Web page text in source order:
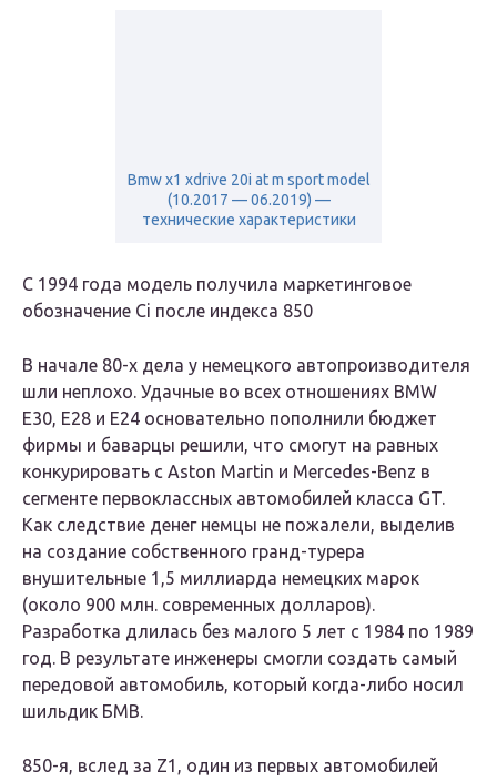
Bmw x1 xdrive 20i at m sport model
(10.2017 — 06.2019) —
технические характеристики
C 1994 года модель получила маркетинговое
обозначение Ci после индекса 850
В начале 80-х дела у немецкого автопроизводителя
шли неплохо. Удачные во всех отношениях BMW
E30, E28 и E24 основательно пополнили бюджет
фирмы и баварцы решили, что смогут на равных
конкурировать с Aston Martin и Mercedes-Benz в
сегменте первоклассных автомобилей класса GT.
Как следствие денег немцы не пожалели, выделив
на создание собственного гранд-турера
внушительные 1,5 миллиарда немецких марок
(около 900 млн. современных долларов).
Разработка длилась без малого 5 лет с 1984 по 1989
год. В результате инженеры смогли создать самый
передовой автомобиль, который когда-либо носил
шильдик БМВ.
850-я, вслед за Z1, один из первых автомобилей